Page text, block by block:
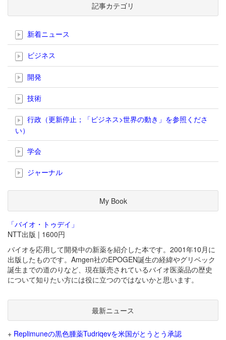
記事カテゴリ
新着ニュース
ビジネス
開発
技術
行政（更新停止；「ビジネス>世界の動き」を参照くださ
い）
学会
ジャーナル
My Book
「バイオ・トゥデイ」
NTT出版 | 1600円
バイオを応用して開発中の新薬を紹介した本です。2001年10月に
出版したものです。Amgen社のEPOGEN誕生の経緯やグリベック
誕生までの道のりなど、現在販売されているバイオ医薬品の歴史
について知りたい方には役に立つのではないかと思います。
最新ニュース
+ Replimuneの黒色腫薬Tudriqevを米国がとうとう承認